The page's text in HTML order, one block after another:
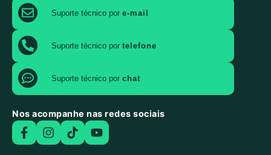
Suporte técnico pore-mail
Suporte técnico portelefone
Suporte técnico porchat
Nos acompanhe nas redes sociais